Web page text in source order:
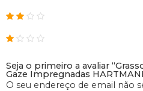
Seja o primeiro a avaliar
Gaze Impregnadas
O seu endereço de email não